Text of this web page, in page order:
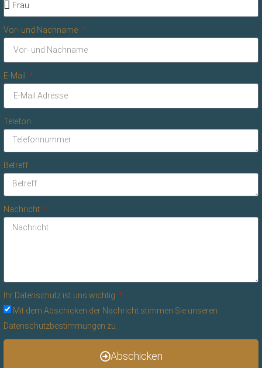
Vor- und Nachname
E-Mail
Telefon
Betreff
Nachricht
Ihr Datenschutz ist uns wichtig
Mit dem Abschicken der Nachricht stimmen Sie unseren
Datenschutzbestimmungen zu.
Abschicken